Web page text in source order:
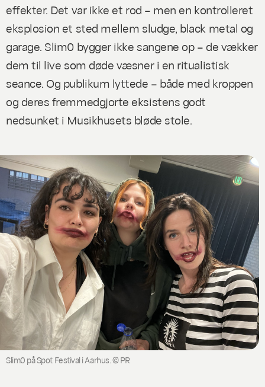
effekter. Det var ikke et rod – men en kontrolleret
eksplosion et sted mellem sludge, black metal og
garage. Slim0 bygger ikke sangene op – de vækker
dem til live som døde væsner i en ritualistisk
seance. Og publikum lyttede – både med kroppen
og deres fremmedgjorte eksistens godt
nedsunket i Musikhusets bløde stole.
Slim0 på Spot Festival i Aarhus. © PR